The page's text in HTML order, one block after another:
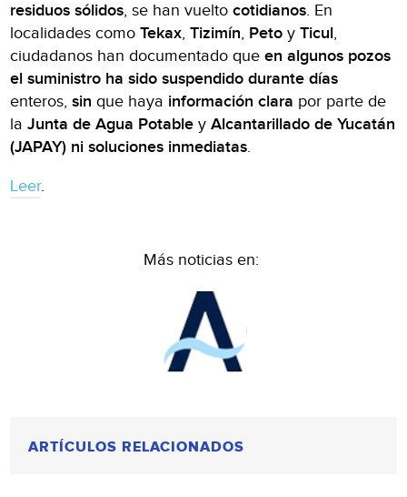
residuos sólidos, se han vueltocotidianos. En
localidades comoTekax,Tizimín, Peto yTicul,
ciudadanos han documentado queen algunos pozos
el suministro ha sido suspendido durante días
enteros,sin que haya información clara por parte de
laJunta de Agua Potable yAlcantarillado de Yucatán
(JAPAY) ni soluciones inmediatas.
Leer.
Más noticias en:
ARTÍCULOS RELACIONADOS